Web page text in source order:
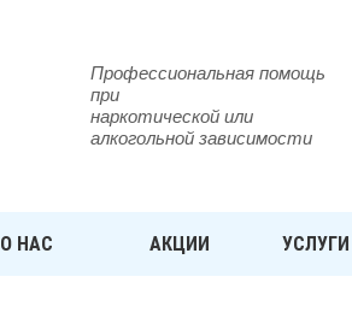
Профессиональная помощь
при
наркотической или
алкогольной зависимости
О НАС АКЦИИ УСЛУГИ